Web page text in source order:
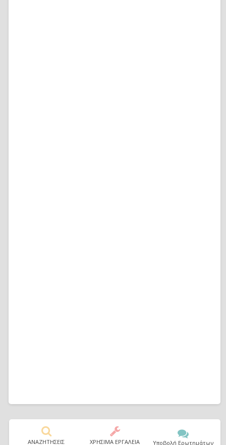
ΑΝΑΖΗΤΗΣΕΙΣ ΧΡΗΣΙΜΑ ΕΡΓΑΛΕΙΑ Υποβολή Ερωτημάτων